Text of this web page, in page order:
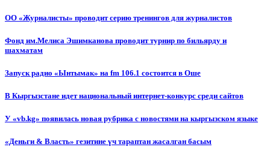
ОО «Журналисты» проводит серию тренингов для журналистов
Фонд им.Мелиса Эшимканова проводит турнир по бильярду и
шахматам
Запуск радио «Ынтымак» на fm 106.1 состоится в Оше
В Кыргызстане идет национальный интернет-конкурс среди сайтов
У «vb.kg» появилась новая рубрика с новостями на кыргызском языке
«Деньги & Власть» гезитине үч тараптан жасалган басым